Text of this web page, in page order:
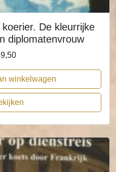
De kleurrijke
diplomatenvrouw
winkelwagen